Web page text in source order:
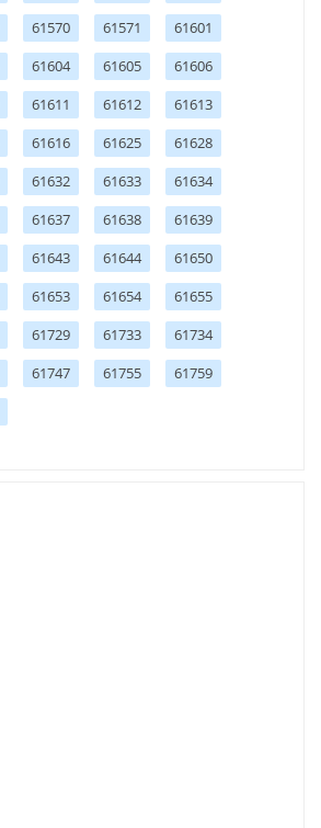
61570 61571
61601
61604 61605
61606
61611 61612
61613
61616 61625
61628
61632 61633
61634
61637 61638
61639
61643 61644
61650
61653 61654
61655
61729 61733
61734
61747 61755
61759